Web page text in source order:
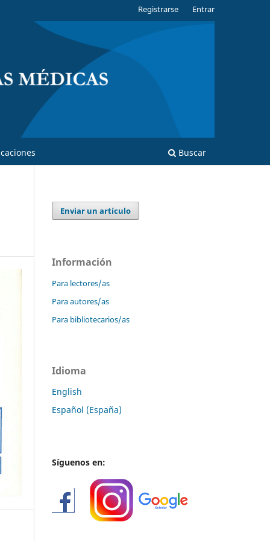
Buscar
Registrarse Entrar
Enviar un artículo
Información
Para lectores/as
Para autores/as
Para bibliotecarios/as
Idioma
English
Español (España)
Síguenos en: